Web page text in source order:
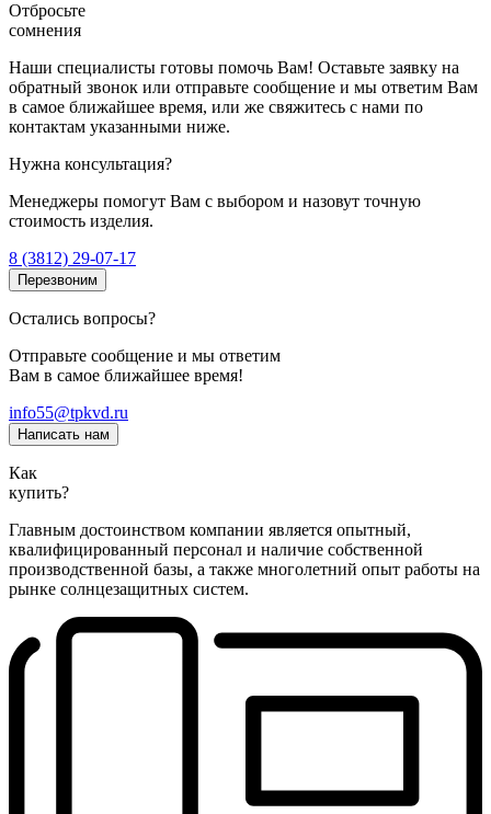
Отбросьте
сомнения
Наши специалисты готовы помочь Вам! Оставьте заявку на
обратный звонок или отправьте сообщение и мы ответим Вам
в самое ближайшее время, или же свяжитесь с нами по
контактам указанными ниже.
Нужна консультация?
Менеджеры помогут Вам с выбором и назовут точную
стоимость изделия.
8 (3812) 29-07-17
Перезвоним
Остались вопросы?
Отправьте сообщение и мы ответим
Вам в самое ближайшее время!
info55@tpkvd.ru
Написать нам
Как
купить?
Главным достоинством компании является опытный,
квалифицированный персонал и наличие собственной
производственной базы, а также многолетний опыт работы на
рынке солнцезащитных систем.